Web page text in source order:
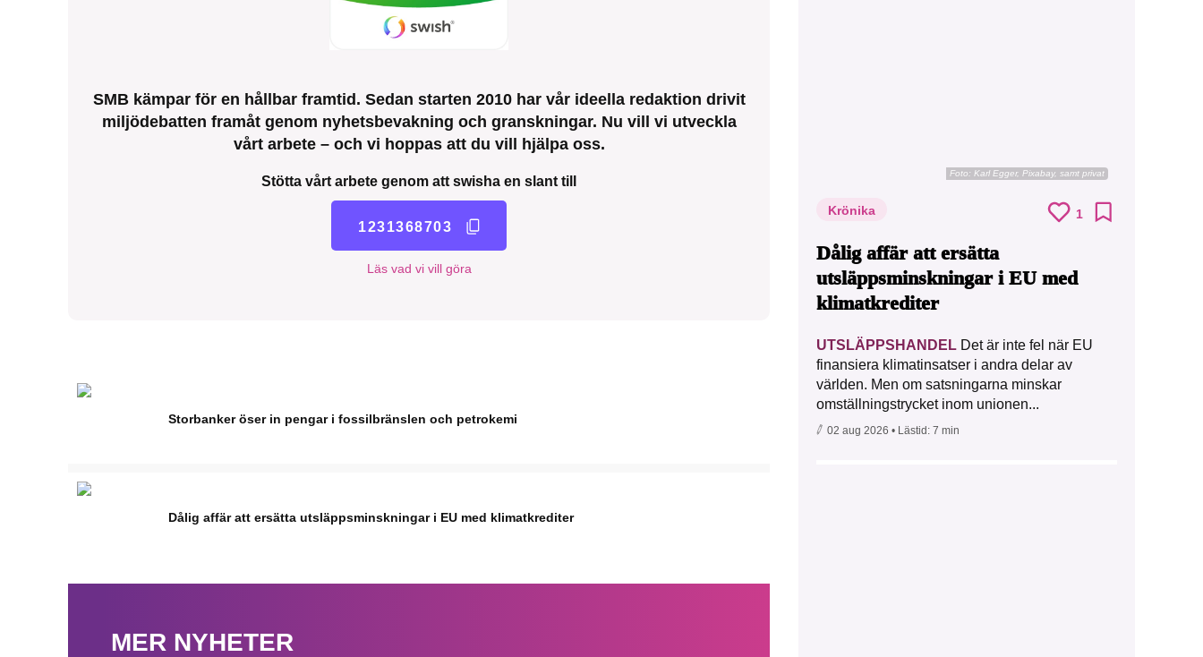
SMB kämpar för en hållbar framtid. Sedan starten 2010 har vår ideella redaktion drivit
miljödebatten framåt genom nyhetsbevakning och granskningar. Nu vill vi utveckla
vårt arbete – och vi hoppas att du vill hjälpa oss.
Stötta vårt arbete genom att swisha en slant till
1231368703
Läs vad vi vill göra
Storbanker öser in pengar i fossilbränslen och petrokemi
Dålig affär att ersätta utsläppsminskningar i EU med klimatkrediter
MER NYHETER
Foto: Karl Egger, Pixabay, samt privat
Krönika 1
Dålig affär att ersätta
utsläppsminskningar i EU med
klimatkrediter
UTSLÄPPSHANDEL Det är inte fel när EU
finansiera klimatinsatser i andra delar av
världen. Men om satsningarna minskar
omställningstrycket inom unionen...
02 aug 2026 • Lästid: 7 min